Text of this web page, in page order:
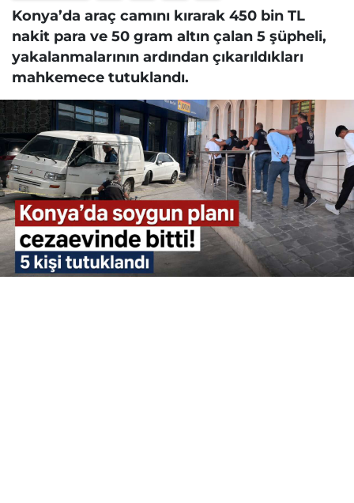
Konya’da araç camını kırarak 450 bin TL
nakit para ve 50 gram altın çalan 5 şüpheli,
yakalanmalarının ardından çıkarıldıkları
mahkemece tutuklandı.